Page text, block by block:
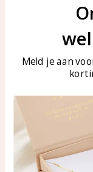
Veelgestelde vragen
Sieraden
Producten
Meld je aan